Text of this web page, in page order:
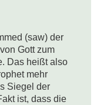
(saw) der
Gott zum
Das heißt also
mehr
Siegel der
ist, dass die